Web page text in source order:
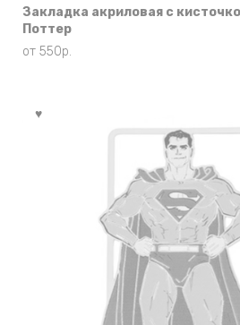
Закладка акриловая с
Поттер
от 550р.